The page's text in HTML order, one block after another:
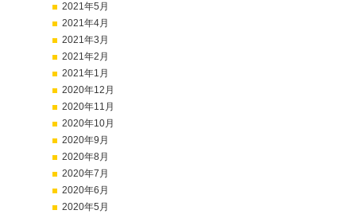
2021年5月
2021年4月
2021年3月
2021年2月
2021年1月
2020年12月
2020年11月
2020年10月
2020年9月
2020年8月
2020年7月
2020年6月
2020年5月